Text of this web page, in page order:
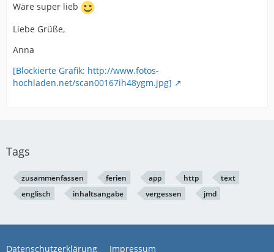
Wäre super lieb
Liebe Grüße,
Anna
[Blockierte Grafik: http://www.fotos-
hochladen.net/scan00167ih48ygm.jpg]
Tags
zusammenfassen ferien app http
text
englisch
inhaltsangabe vergessen jmd
Datenschutzerklärung Impressum